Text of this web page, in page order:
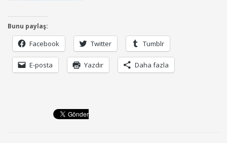
Bunu paylaş:
Facebook Twitter Tumblr
E-posta Yazdır Daha fazla